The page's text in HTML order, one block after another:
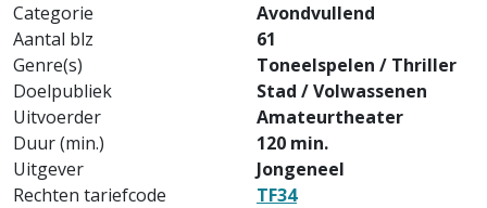
Categorie
Avondvullend
Aantal blz
61
Genre(s)
Toneelspelen / Thriller
Doelpubliek
Stad / Volwassenen
Uitvoerder
Amateurtheater
Duur (min.)
120 min.
Uitgever
Jongeneel
Rechten tariefcode
TF34